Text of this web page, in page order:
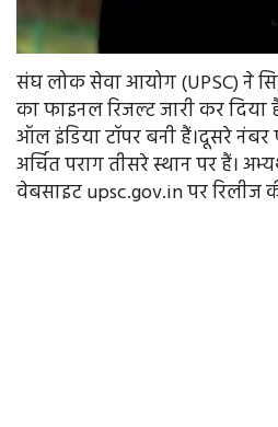
संघ लोक सेवा आयोग (UPSC) ने
का फाइनल रिजल्‍ट जारी कर दिया
ऑल इंडिया टॉपर बनी हैं।दूसरे नंबर
अर्चित पराग तीसरे स्थान पर हैं।
वेबसाइट upsc.gov.in पर रिलीज